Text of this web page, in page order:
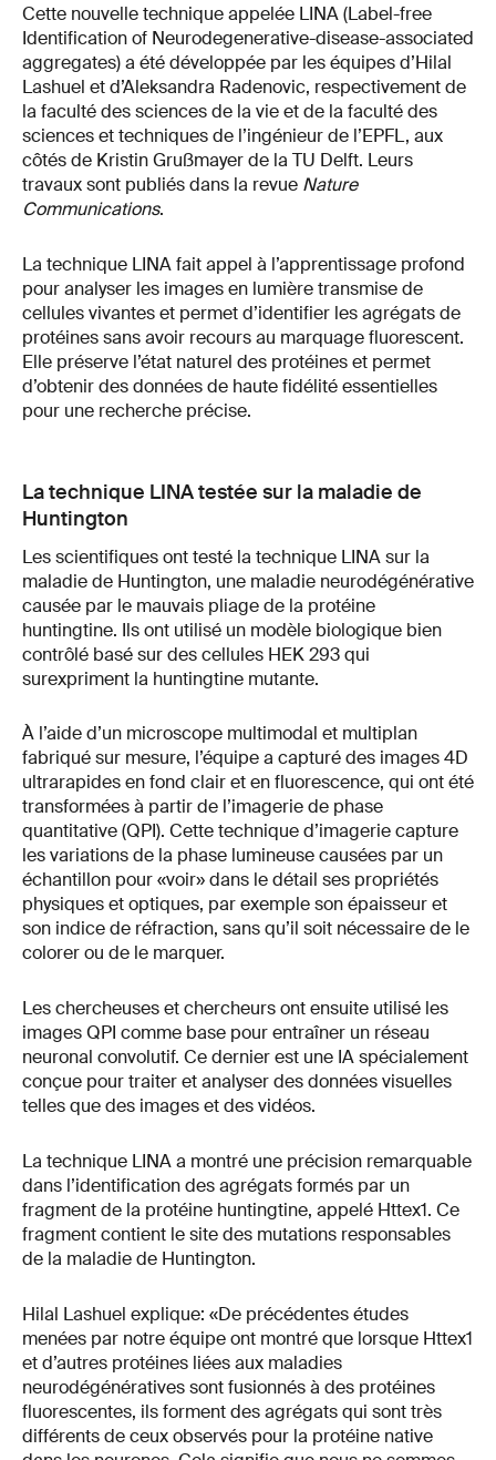
Cette nouvelle technique appelée LINA (Label-free
Identification of Neurodegenerative-disease-associated
aggregates) a été développée par les équipes d’Hilal
Lashuel et d’Aleksandra Radenovic, respectivement de
la faculté des sciences de la vie et de la faculté des
sciences et techniques de l’ingénieur de l’EPFL, aux
côtés de Kristin Grußmayer de la TU Delft. Leurs
travaux sont publiés dans la revue Nature
Communications.
La technique LINA fait appel à l’apprentissage profond
pour analyser les images en lumière transmise de
cellules vivantes et permet d’identifier les agrégats de
protéines sans avoir recours au marquage fluorescent.
Elle préserve l’état naturel des protéines et permet
d’obtenir des données de haute fidélité essentielles
pour une recherche précise.
La technique LINA testée sur la maladie de
Huntington
Les scientifiques ont testé la technique LINA sur la
maladie de Huntington, une maladie neurodégénérative
causée par le mauvais pliage de la protéine
huntingtine. Ils ont utilisé un modèle biologique bien
contrôlé basé sur des cellules HEK 293 qui
surexpriment la huntingtine mutante.
À l’aide d’un microscope multimodal et multiplan
fabriqué sur mesure, l’équipe a capturé des images 4D
ultrarapides en fond clair et en fluorescence, qui ont été
transformées à partir de l’imagerie de phase
quantitative (QPI). Cette technique d’imagerie capture
les variations de la phase lumineuse causées par un
échantillon pour «voir» dans le détail ses propriétés
physiques et optiques, par exemple son épaisseur et
son indice de réfraction, sans qu’il soit nécessaire de le
colorer ou de le marquer.
Les chercheuses et chercheurs ont ensuite utilisé les
images QPI comme base pour entraîner un réseau
neuronal convolutif. Ce dernier est une IA spécialement
conçue pour traiter et analyser des données visuelles
telles que des images et des vidéos.
La technique LINA a montré une précision remarquable
dans l’identification des agrégats formés par un
fragment de la protéine huntingtine, appelé Httex1. Ce
fragment contient le site des mutations responsables
de la maladie de Huntington.
Hilal Lashuel explique: «De précédentes études
menées par notre équipe ont montré que lorsque Httex1
et d’autres protéines liées aux maladies
neurodégénératives sont fusionnés à des protéines
fluorescentes, ils forment des agrégats qui sont très
différents de ceux observés pour la protéine native